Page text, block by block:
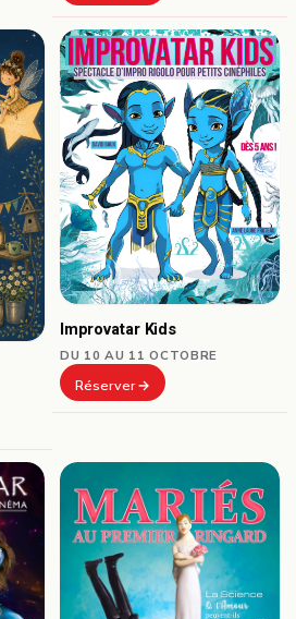
Improvatar Kids
DU 10 AU 11 OCTOBRE
Réserver